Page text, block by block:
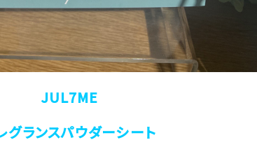
JUL7ME
グランスパウダーシート